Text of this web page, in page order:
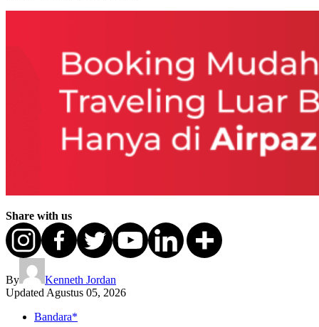
Share with us
By
Kenneth Jordan
Updated Agustus 05, 2026
Bandara*